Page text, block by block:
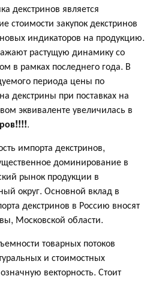
декстринов является
стоимости закупок декстринов
индикаторов на продукцию.
растущую динамику со
в рамках последнего года. В
периода цены по
декстрины при поставках на
эквиваленте увеличилась в
.
импорта декстринов,
доминирование в
рынок продукции в
округ. Основной вклад в
декстринов в Россию вносят
Московской области.
товарных потоков
и стоимостных
векторность. Стоит